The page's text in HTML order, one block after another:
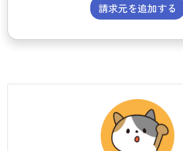
請求元を追加する